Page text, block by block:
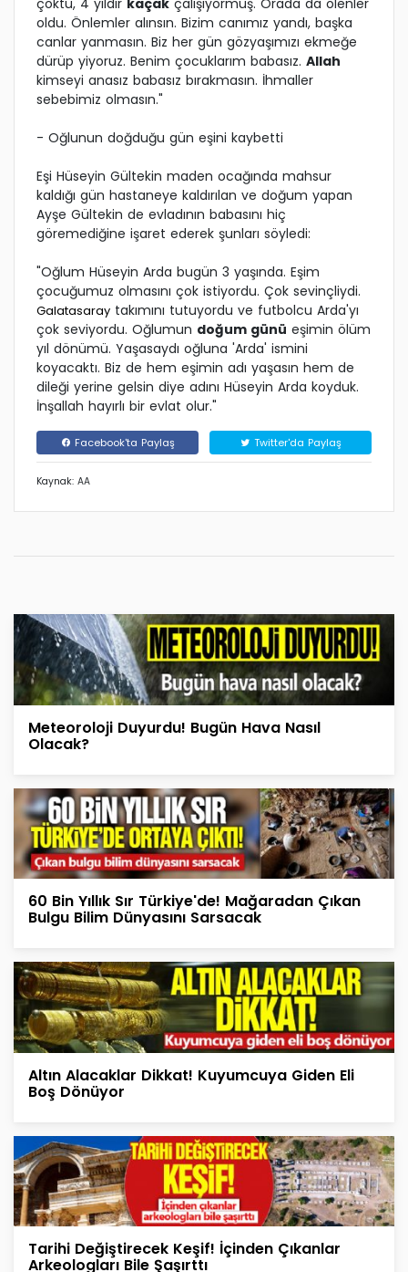
çöktü, 4 yıldır kaçak çalışıyormuş. Orada da ölenler
oldu. Önlemler alınsın. Bizim canımız yandı, başka
canlar yanmasın. Biz her gün gözyaşımızı ekmeğe
dürüp yiyoruz. Benim çocuklarım babasız. Allah
kimseyi anasız babasız bırakmasın. İhmaller
sebebimiz olmasın."
- Oğlunun doğduğu gün eşini kaybetti
Eşi Hüseyin Gültekin maden ocağında mahsur
kaldığı gün hastaneye kaldırılan ve doğum yapan
Ayşe Gültekin de evladının babasını hiç
göremediğine işaret ederek şunları söyledi:
"Oğlum Hüseyin Arda bugün 3 yaşında. Eşim
çocuğumuz olmasını çok istiyordu. Çok sevinçliydi.
Galatasaray takımını tutuyordu ve futbolcu Arda'yı
çok seviyordu. Oğlumun doğum günü eşimin ölüm
yıl dönümü. Yaşasaydı oğluna 'Arda' ismini
koyacaktı. Biz de hem eşimin adı yaşasın hem de
dileği yerine gelsin diye adını Hüseyin Arda koyduk.
İnşallah hayırlı bir evlat olur."
Facebook'ta Paylaş Twitter'da Paylaş
Kaynak: AA
Meteoroloji Duyurdu! Bugün Hava Nasıl
Olacak?
60 Bin Yıllık Sır Türkiye'de! Mağaradan Çıkan
Bulgu Bilim Dünyasını Sarsacak
Altın Alacaklar Dikkat! Kuyumcuya Giden Eli
Boş Dönüyor
Tarihi Değiştirecek Keşif! İçinden Çıkanlar
Arkeologları Bile Şaşırttı